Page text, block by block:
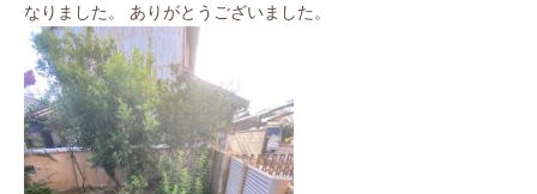
なりました。 ありがとうございました。